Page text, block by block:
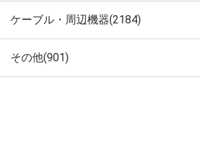
ケーブル・周辺機器(2184)
その他(901)